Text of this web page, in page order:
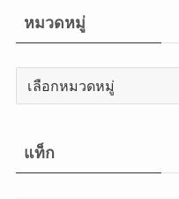
หมวดหมู่
หมวด
แท็ก